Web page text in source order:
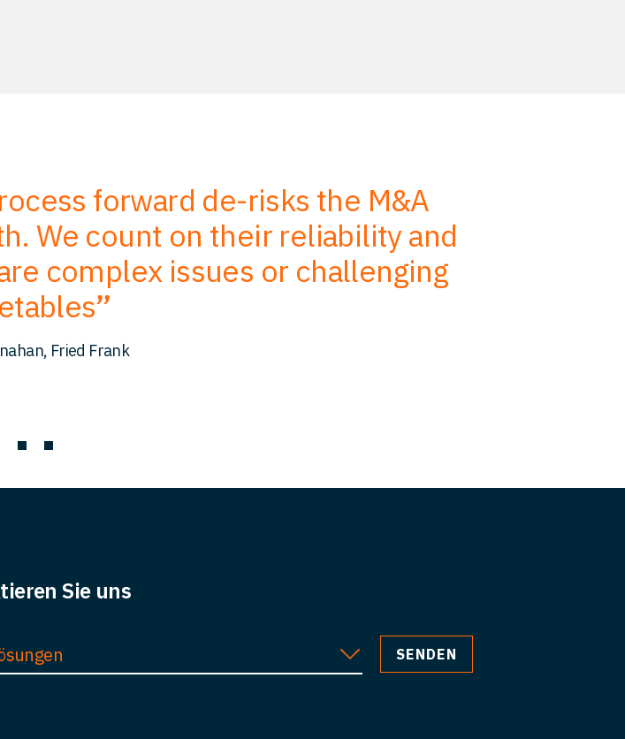
forward de-risks the M&A
We count on their reliability and
complex issues or challenging
Fried Frank
Sie uns